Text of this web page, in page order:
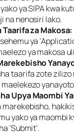
ya SIPA kwa
na nenosiri lako.
za Makosa:
ya
ya makosa
taarifa zote zilizo
Upya Maombi
marekebisho,
yako ya maombi
‘Submit’.